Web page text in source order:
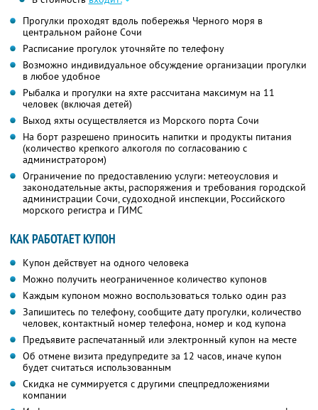
Прогулки проходят вдоль побережья Черного моря в
центральном районе Сочи
Расписание прогулок уточняйте по телефону
Возможно индивидуальное обсуждение организации прогулки
в любое удобное
Рыбалка и прогулки на яхте рассчитана максимум на 11
человек (включая детей)
Выход яхты осуществляется из Морского порта Сочи
На борт разрешено приносить напитки и продукты питания
(количество крепкого алкоголя по согласованию с
администратором)
Ограничение по предоставлению услуги: метеоусловия и
законодательные акты, распоряжения и требования городской
администрации Сочи, судоходной инспекции, Российского
морского регистра и ГИМС
КАК РАБОТАЕТ КУПОН
Купон действует на одного человека
Можно получить неограниченное количество купонов
Каждым купоном можно воспользоваться только один раз
Запишитесь по телефону, сообщите дату прогулки, количество
человек, контактный номер телефона, номер и код купона
Предъявите распечатанный или электронный купон на месте
Об отмене визита предупредите за 12 часов, иначе купон
будет считаться использованным
Скидка не суммируется с другими спецпредложениями
компании